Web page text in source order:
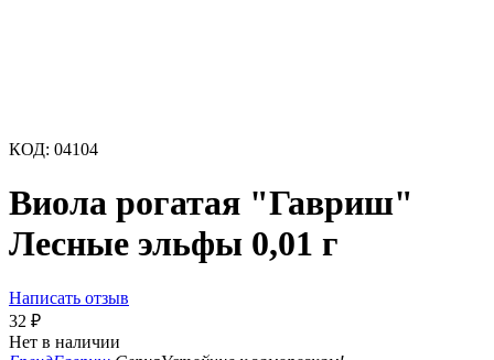
КОД: 04104
Виола рогатая "Гавриш"
Лесные эльфы 0,01 г
Написать отзыв
32 ₽
Нет в наличии